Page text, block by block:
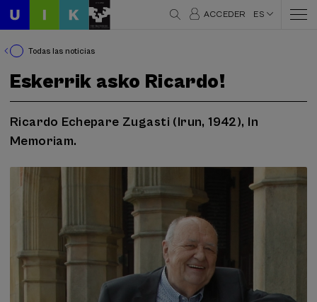
ACCEDER ES
Todas las noticias
Eskerrik asko Ricardo!
Ricardo Echepare Zugasti (Irun, 1942), In
Memoriam.